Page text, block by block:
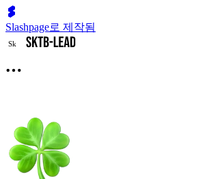
Slashpage로 제작됨
Sk